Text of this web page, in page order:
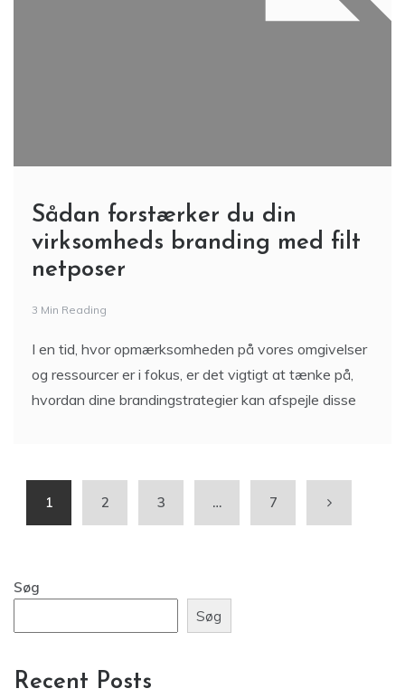
Sådan forstærker du din
virksomheds branding med filt
netposer
3 Min Reading
I en tid, hvor opmærksomheden på vores omgivelser
og ressourcer er i fokus, er det vigtigt at tænke på,
hvordan dine brandingstrategier kan afspejle disse
1 2 3 … 7
Søg
Søg
Recent Posts